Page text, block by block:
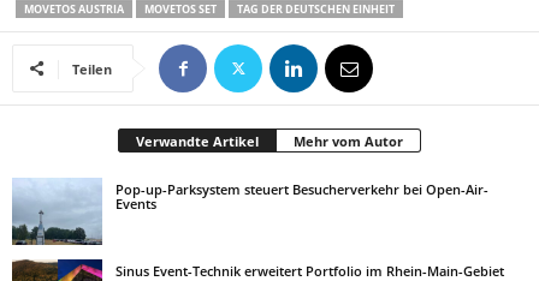
MOVETOS AUSTRIA
MOVETOS SET TAG DER DEUTSCHEN EINHEIT
Teilen
Verwandte Artikel Mehr vom Autor
Pop-up-Parksystem steuert Besucherverkehr bei Open-Air-
Events
Sinus Event-Technik erweitert Portfolio im Rhein-Main-Gebiet